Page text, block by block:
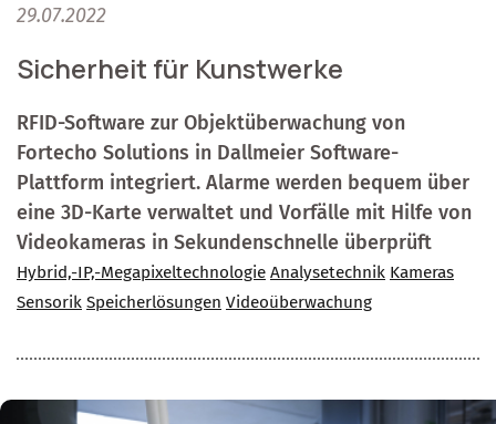
29.07.2022
Sicherheit für Kunstwerke
RFID-Software zur Objektüberwachung von
Fortecho Solutions in Dallmeier Software-
Plattform integriert. Alarme werden bequem über
eine 3D-Karte verwaltet und Vorfälle mit Hilfe von
Videokameras in Sekundenschnelle überprüft
Hybrid,-IP,-Megapixeltechnologie Analysetechnik Kameras
Sensorik Speicherlösungen Videoüberwachung